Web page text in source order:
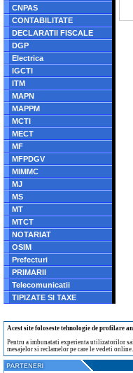
CNPAS
CONTABILITATE
DECLARATII FISCALE
DGP
Electrica
IGCTI
ITM
MAPN
MAPPM
MCTI
MECT
MF
MFPDGV
MIMMC
MJ
MS
MT
MTCT
NOTARIAT
OSIM
Prefecturi
PRIMARII
Telecomunicatii
TIPIZATE SI TAXE
Acest site foloseste tehnologie de profilare
Pentru a imbunatati experienta utilizatorilor
mesajelor si reclamelor pe care le vedeti online.